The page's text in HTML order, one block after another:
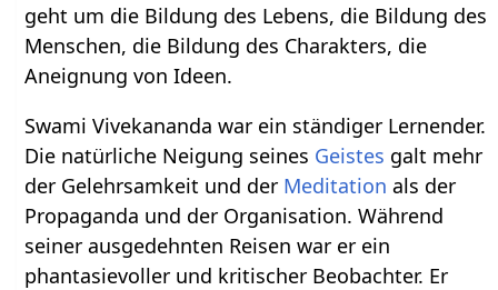
geht um die Bildung des Lebens, die Bildung des
Menschen, die Bildung des Charakters, die
Aneignung von Ideen.
Swami Vivekananda war ein ständiger Lernender.
Die natürliche Neigung seines Geistes galt mehr
der Gelehrsamkeit und der Meditation als der
Propaganda und der Organisation. Während
seiner ausgedehnten Reisen war er ein
phantasievoller und kritischer Beobachter. Er